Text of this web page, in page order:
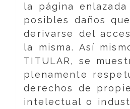
la página
posibles daños
derivarse del
la misma. Así
TITULAR, se
plenamente
derechos de
intelectual o